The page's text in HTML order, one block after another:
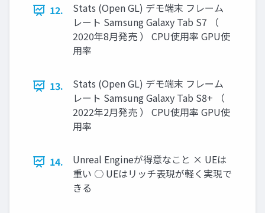
12.
Stats (Open GL) デモ端末 フレーム
レート Samsung Galaxy Tab S7 （
2020年8月発売 ） CPU使用率 GPU使
用率
13.
Stats (Open GL) デモ端末 フレーム
レート Samsung Galaxy Tab S8+ （
2022年2月発売 ） CPU使用率 GPU使
用率
14.
Unreal Engineが得意なこと × UEは
重い ○ UEはリッチ表現が軽く実現で
きる